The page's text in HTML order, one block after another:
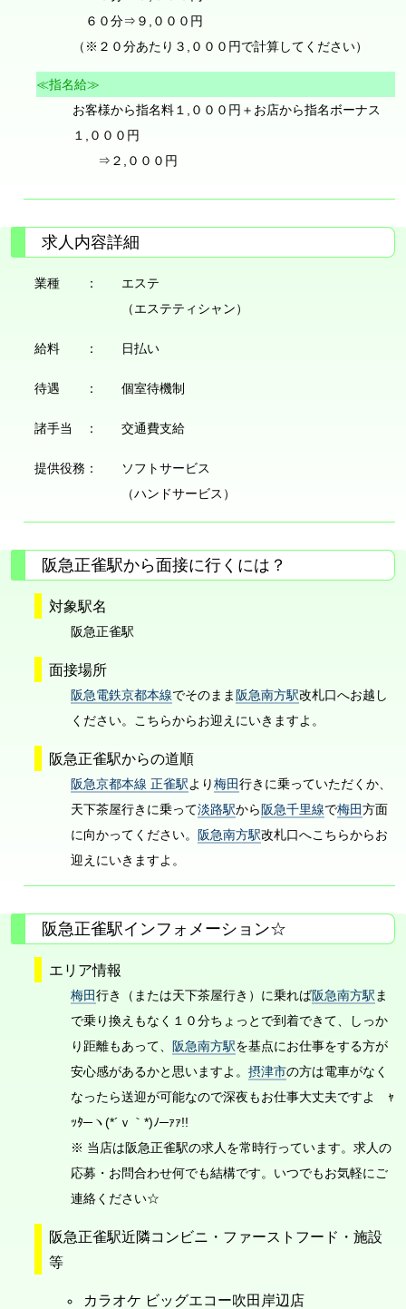
６０分⇒９,０００円
（※２０分あたり３,０００円で計算してください）
≪指名給≫
お客様から指名料１,０００円＋お店から指名ボーナス
１,０００円
⇒２,０００円
求人内容詳細
業種 ：
エステ
（エステティシャン）
給料 ： 日払い
待遇 ： 個室待機制
諸手当 ： 交通費支給
提供役務：
ソフトサービス
（ハンドサービス）
阪急正雀駅から面接に行くには？
対象駅名
阪急正雀駅
面接場所
阪急電鉄京都本線でそのまま 阪急南方駅改札口へお越し
ください。こちらからお迎えにいきますよ。
阪急正雀駅からの道順
阪急京都本線 正雀駅より梅田行きに乗っていただくか、
天下茶屋行きに乗って淡路駅から 阪急千里線で梅田方面
に向かってください。
阪急南方駅改札口へこちらからお
迎えにいきますよ。
阪急正雀駅インフォメーション☆
エリア情報
梅田行き（または天下茶屋行き）に乗れば阪急南方駅 ま
で乗り換えもなく１０分ちょっとで到着できて、しっか
り距離もあって、
阪急南方駅を基点にお仕事をする方が
安心感があるかと思いますよ。 摂津市の方は電車がなく
なったら送迎が可能なので深夜もお仕事大丈夫ですよ ｬ
ｯﾀ─ヽ(*´ｖ｀*)ﾉ─ｧｧ!!
※ 当店は阪急正雀駅の求人を常時行っています。求人の
応募・お問合わせ何でも結構です。いつでもお気軽にご
連絡ください☆
阪急正雀駅近隣コンビニ・ファーストフード・施設
等
カラオケ ビッグエコー吹田岸辺店